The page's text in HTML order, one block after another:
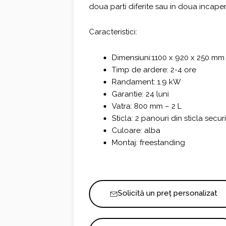
doua parti diferite sau in doua
Caracteristici:
Dimensiuni:1100 x 920 x 250 mm
Timp de ardere: 2-4 ore
Randament: 1.9 kW
Garantie: 24 luni
Vatra: 800 mm – 2 L
Sticla: 2 panouri din sticla
Culoare: alba
Montaj: freestanding
Solicită un preț personalizat